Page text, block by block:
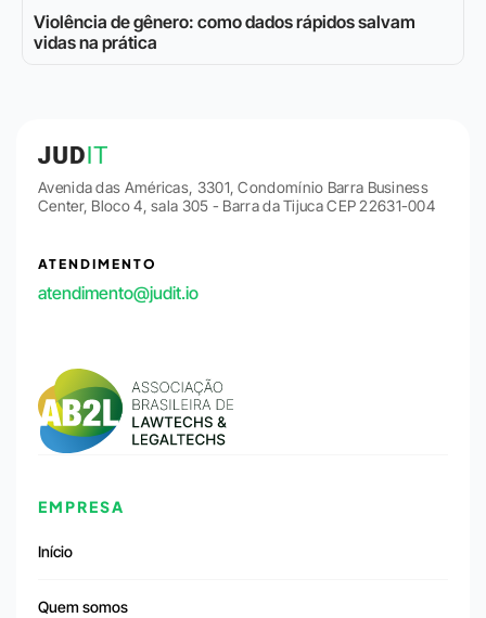
Violência de gênero: como dados rápidos salvam
vidas na prática
Avenida das Américas, 3301, Condomínio Barra Business
Center, Bloco 4, sala 305 - Barra da Tijuca CEP 22631-004
ATENDIMENTO
atendimento@judit.io
EMPRESA
Início
Quem somos